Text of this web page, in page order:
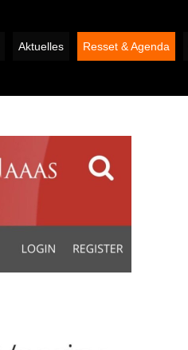
Aktuelles Resset & Agenda